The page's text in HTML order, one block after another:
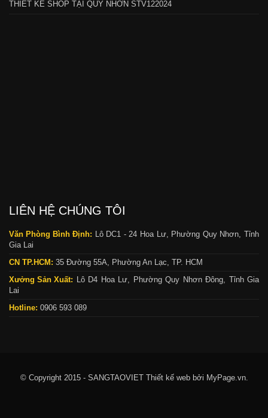
THIẾT KẾ SHOP TẠI QUY NHƠN STV122024
LIÊN HỆ CHÚNG TÔI
Văn Phòng Bình Định: Lô DC1 - 24 Hoa Lư, Phường Quy Nhơn, Tỉnh
Gia Lai
CN TP.HCM: 35 Đường 55A, Phường An Lạc, TP. HCM
Xưởng Sản Xuất: Lô D4 Hoa Lư, Phường Quy Nhơn Đông, Tỉnh Gia
Lai
Hotline: 0906 593 089
© Copyright 2015 - SANGTAOVIET Thiết kế web bởi MyPage.vn.